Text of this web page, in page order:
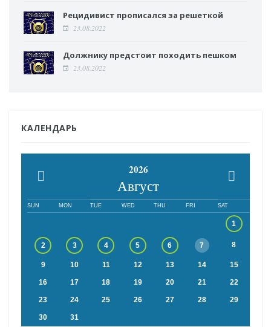
Рецидивист прописался за решеткой
23.08.2022
Должнику предстоит походить пешком
23.08.2022
КАЛЕНДАРЬ
2026
Август
SUN MON TUE WED THU FRI SAT
1
2 3 4 5 6 7 8
9 10 11 12 13 14 15
16 17 18 19 20 21 22
23 24 25 26 27 28 29
30 31